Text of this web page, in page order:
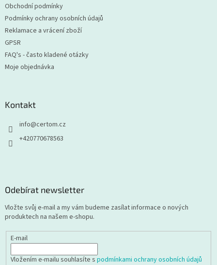
Obchodní podmínky
Podmínky ochrany osobních údajů
Reklamace a vrácení zboží
GPSR
FAQ's - často kladené otázky
Moje objednávka
Kontakt
info@certom.cz
+420770678563
Odebírat newsletter
Vložte svůj e-mail a my vám budeme zasílat informace o nových
produktech na našem e-shopu.
E-mail
Vložením e-mailu souhlasíte s podmínkami ochrany osobních údajů